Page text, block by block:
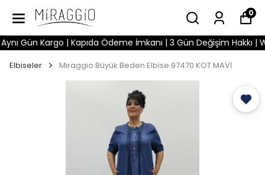
0
Gün Kargo | Kapıda Ödeme İmkanı | 3 Gün Değişim Hakkı |
Elbiseler Miraggio Büyük Beden Elbise 97470 KOT MAVİ